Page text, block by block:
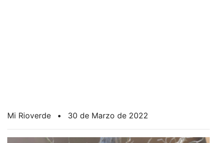
Mi Rioverde • 30 de Marzo de 2022